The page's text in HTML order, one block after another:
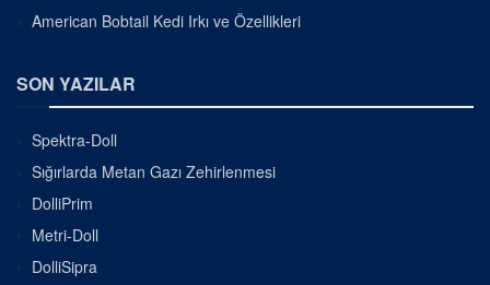
American Bobtail Kedi Irkı ve Özellikleri
SON YAZILAR
Spektra-Doll
Sığırlarda Metan Gazı Zehirlenmesi
DolliPrim
Metri-Doll
DolliSipra